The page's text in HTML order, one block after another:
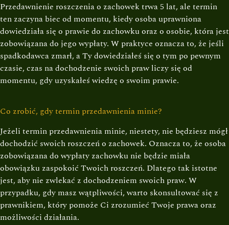
Przedawnienie roszczenia o zachowek trwa 5 lat, ale termin
ten zaczyna biec od momentu, kiedy osoba uprawniona
dowiedziała się o prawie do zachowku oraz o osobie, która jest
zobowiązana do jego wypłaty. W praktyce oznacza to, że jeśli
spadkodawca zmarł, a Ty dowiedziałeś się o tym po pewnym
czasie, czas na dochodzenie swoich praw liczy się od
momentu, gdy uzyskałeś wiedzę o swoim prawie.
Co zrobić, gdy termin przedawnienia minie?
Jeżeli termin przedawnienia minie, niestety, nie będziesz mógł
dochodzić swoich roszczeń o zachowek. Oznacza to, że osoba
zobowiązana do wypłaty zachowku nie będzie miała
obowiązku zaspokoić Twoich roszczeń. Dlatego tak istotne
jest, aby nie zwlekać z dochodzeniem swoich praw. W
przypadku, gdy masz wątpliwości, warto skonsultować się z
prawnikiem, który pomoże Ci zrozumieć Twoje prawa oraz
możliwości działania.